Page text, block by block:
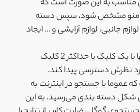
به این صورت است که
منو مشخص شود، سپس دسته
جانبی، لوازم آرایشی و … ایجاد
بدین ترتیب کاربر تنها با یک کلیک یا حداکثر 2 کلیک
نظرش دسترسی پیدا کند.
عموما با جستجو در اینترنت به
شکل دسته بندی می‌رسید. به این